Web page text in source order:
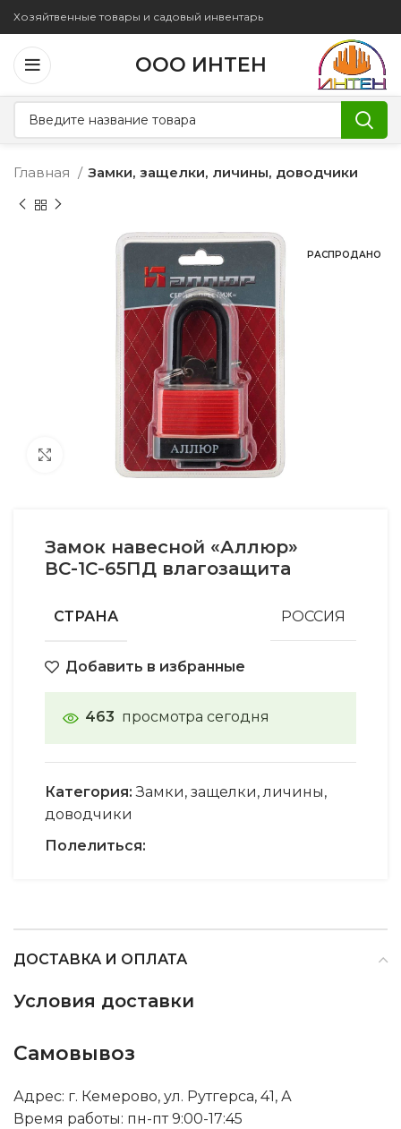
Хозяйтвенные товары и садовый инвентарь
ООО ИНТЕН
Главная Замки, защелки, личины, доводчики
РАСПРОДАНО
Увеличить
Замок навесной «Аллюр»
ВС-1С-65ПД влагозащита
СТРАНА РОССИЯ
Добавить в избранные
463 просмотра сегодня
Категория: Замки, защелки, личины,
доводчики
Полелиться:
ДОСТАВКА И ОПЛАТА
Условия доставки
Самовывоз
Адрес: г. Кемерово, ул. Рутгерса, 41, А
Время работы: пн-пт 9:00-17:45